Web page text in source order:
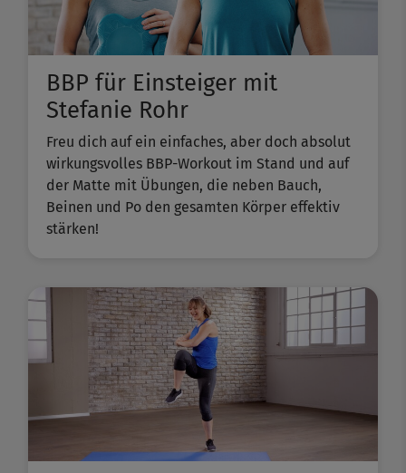
BBP für Einsteiger mit
Stefanie Rohr
Freu dich auf ein einfaches, aber doch absolut
wirkungsvolles BBP-Workout im Stand und auf
der Matte mit Übungen, die neben Bauch,
Beinen und Po den gesamten Körper effektiv
stärken!